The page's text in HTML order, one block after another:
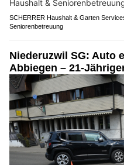
SCHERRER Haushalt & Garten
Seniorenbetreuung
Niederuzwil SG: Auto
Abbiegen – 21-